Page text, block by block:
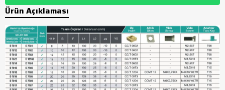
Ürün Açıklaması